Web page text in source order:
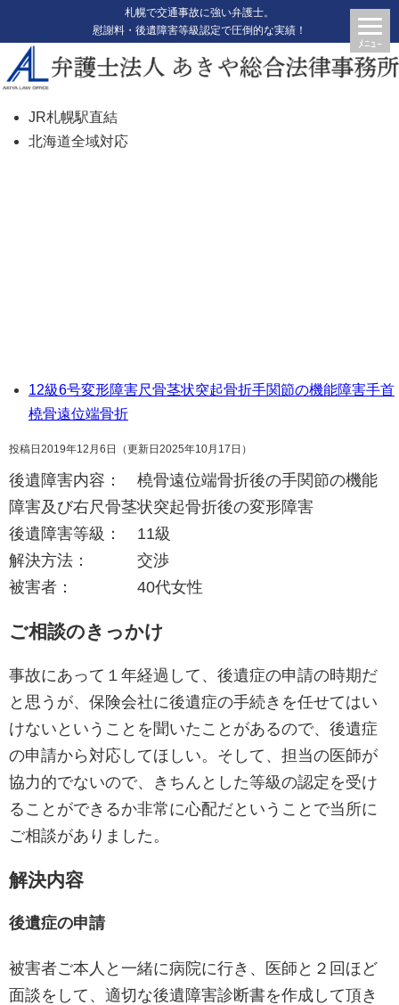
札幌で交通事故に強い弁護士。
慰謝料・後遺障害等級認定で圧倒的な実績！
JR札幌駅直結
北海道全域対応
12級6号変形障害尺骨茎状突起骨折手関節の機能障害手首
橈骨遠位端骨折
投稿日2019年12月6日 （更新日2025年10月17日）
後遺障害内容： 橈骨遠位端骨折後の手関節の機能
障害及び右尺骨茎状突起骨折後の変形障害
後遺障害等級： 11級
解決方法： 交渉
被害者： 40代女性
ご相談のきっかけ
事故にあって１年経過して、後遺症の申請の時期だ
と思うが、保険会社に後遺症の手続きを任せてはい
けないということを聞いたことがあるので、後遺症
の申請から対応してほしい。そして、担当の医師が
協力的でないので、きちんとした等級の認定を受け
ることができるか非常に心配だということで当所に
ご相談がありました。
解決内容
後遺症の申請
被害者ご本人と一緒に病院に行き、医師と２回ほど
面談をして、適切な後遺障害診断書を作成して頂き